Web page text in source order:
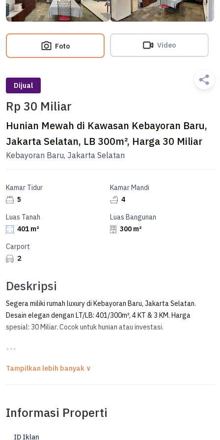
Foto Video
Dijual
Rp 30 Miliar
Hunian Mewah di Kawasan Kebayoran Baru,
Jakarta Selatan, LB 300m², Harga 30 Miliar
Kebayoran Baru, Jakarta Selatan
Kamar Tidur
5
Kamar Mandi
4
Luas Tanah
401 m²
Luas Bangunan
300 m²
Carport
2
Deskripsi
Segera miliki rumah luxury di Kebayoran Baru, Jakarta Selatan.
Desain elegan dengan LT/LB: 401/300m², 4 KT & 3 KM. Harga
spesial: 30 Miliar. Cocok untuk hunian atau investasi.
***
LOKASI PREMIUM DI KEBAYORAN BARU
Lokasi Strategis
Informasi Properti
ID Iklan